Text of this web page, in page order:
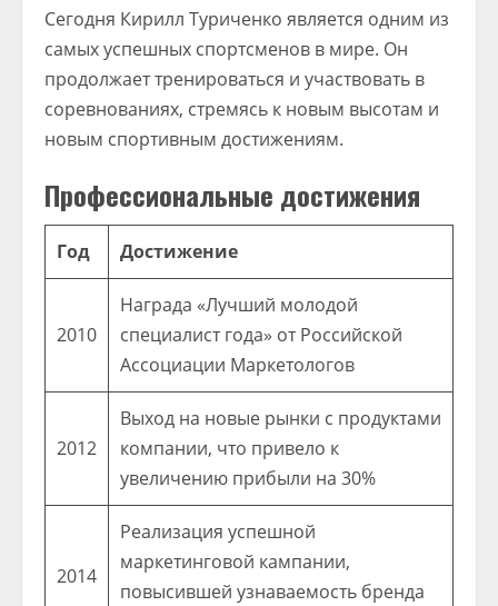
Сегодня Кирилл Туриченко является одним из
самых успешных спортсменов в мире. Он
продолжает тренироваться и участвовать в
соревнованиях, стремясь к новым высотам и
новым спортивным достижениям.
Профессиональные достижения
Год Достижение
2010
Награда «Лучший молодой
специалист года» от Российской
Ассоциации Маркетологов
2012
Выход на новые рынки с продуктами
компании, что привело к
увеличению прибыли на 30%
2014
Реализация успешной
маркетинговой кампании,
повысившей узнаваемость бренда